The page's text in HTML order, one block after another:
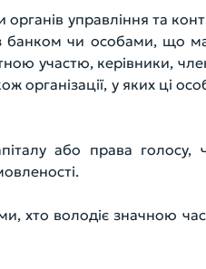
органів управління та
з банком чи особами, що
участю, керівники,
організації, у яких ці
або права голосу,
хто володіє значною